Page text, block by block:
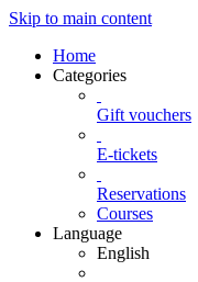
Skip to main content
Home
Categories
Gift vouchers
E-tickets
Reservations
Courses
Language
English